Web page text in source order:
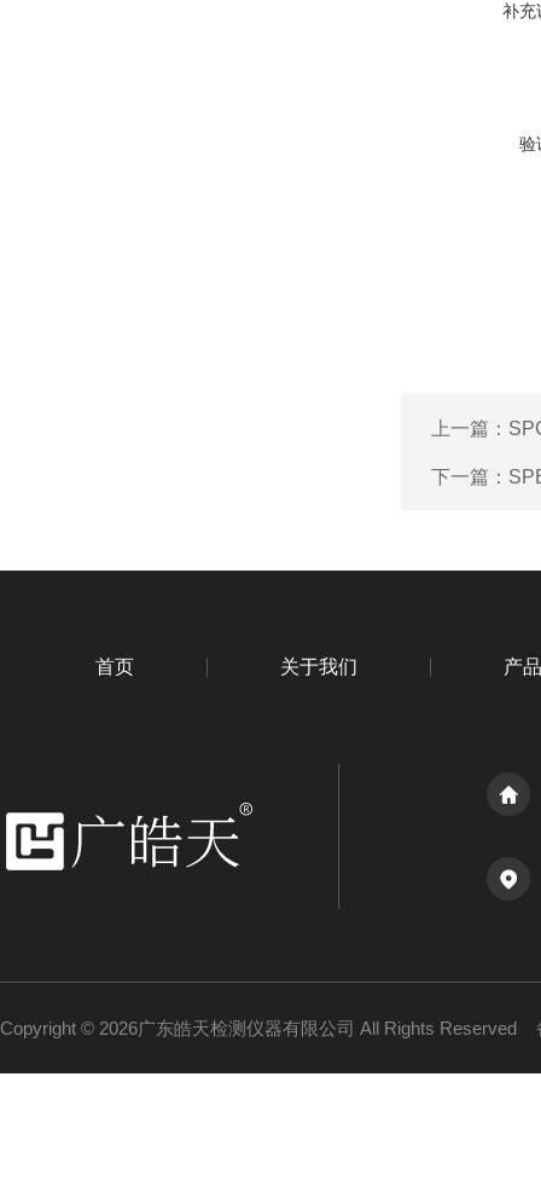
补充
验
上一篇：
下一篇：
首页 关于我们 产
Copyright © 2026广东皓天检测仪器有限公司 All Rights Reserved